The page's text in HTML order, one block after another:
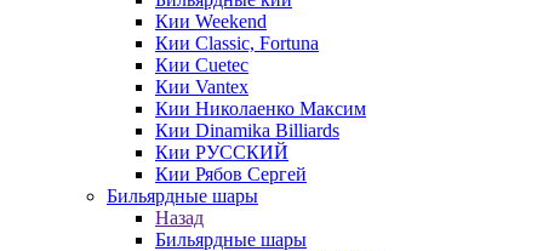
Кии Weekend
Кии Classic, Fortuna
Кии Cuetec
Кии Vantex
Кии Николаенко Максим
Кии Dinamika Billiards
Кии РУССКИЙ
Кии Рябов Сергей
Бильярдные шары
Назад
Бильярдные шары